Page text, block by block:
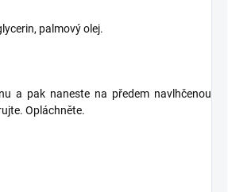
palmový olej.
a pak naneste na předem navlhčenou
Opláchněte.